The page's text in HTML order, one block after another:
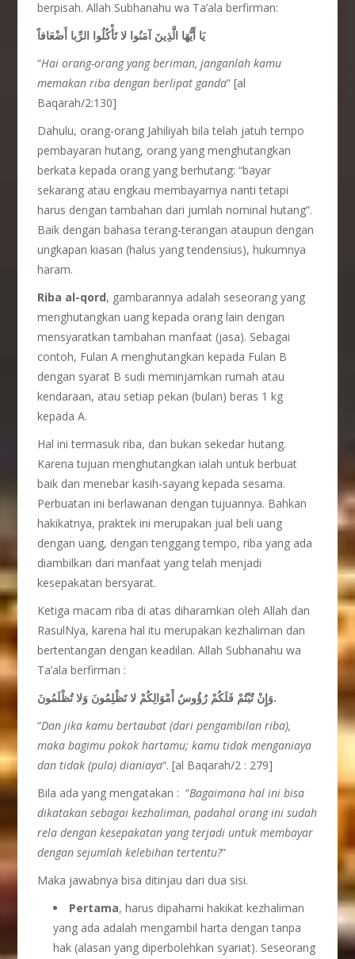
berpisah. Allah Subhanahu wa Ta’ala berfirman:
يَا أَيُّهَا الَّذِينَ آمَنُوا لا تَأْكُلُوا الرِّبا أَضْعَافاً
“Hai orang-orang yang beriman, janganlah kamu
memakan riba dengan berlipat ganda” [al
Baqarah/2:130]
Dahulu, orang-orang Jahiliyah bila telah jatuh tempo
pembayaran hutang, orang yang menghutangkan
berkata kepada orang yang berhutang: “bayar
sekarang atau engkau membayarnya nanti tetapi
harus dengan tambahan dari jumlah nominal hutang”.
Baik dengan bahasa terang-terangan ataupun dengan
ungkapan kiasan (halus yang tendensius), hukumnya
haram.
Riba al-qord, gambarannya adalah seseorang yang
menghutangkan uang kepada orang lain dengan
mensyaratkan tambahan manfaat (jasa). Sebagai
contoh, Fulan A menghutangkan kepada Fulan B
dengan syarat B sudi meminjamkan rumah atau
kendaraan, atau setiap pekan (bulan) beras 1 kg
kepada A.
Hal ini termasuk riba, dan bukan sekedar hutang.
Karena tujuan menghutangkan ialah untuk berbuat
baik dan menebar kasih-sayang kepada sesama.
Perbuatan ini berlawanan dengan tujuannya. Bahkan
hakikatnya, praktek ini merupakan jual beli uang
dengan uang, dengan tenggang tempo, riba yang ada
diambilkan dari manfaat yang telah menjadi
kesepakatan bersyarat.
Ketiga macam riba di atas diharamkan oleh Allah dan
RasulNya, karena hal itu merupakan kezhaliman dan
bertentangan dengan keadilan. Allah Subhanahu wa
Ta’ala berfirman :
وَإِنْ تُبْتُمْ فَلَكُمْ رُؤُوسُ أَمْوَالِكُمْ لا تَظْلِمُونَ وَلا تُظْلَمُونَ.
“Dan jika kamu bertaubat (dari pengambilan riba),
maka bagimu pokok hartamu; kamu tidak menganiaya
dan tidak (pula) dianiaya“. [al Baqarah/2 : 279]
Bila ada yang mengatakan : “Bagaimana hal ini bisa
dikatakan sebagai kezhaliman, padahal orang ini sudah
rela dengan kesepakatan yang terjadi untuk membayar
dengan sejumlah kelebihan tertentu?”
Maka jawabnya bisa ditinjau dari dua sisi.
Pertama, harus dipahami hakikat kezhaliman
yang ada adalah mengambil harta dengan tanpa
hak (alasan yang diperbolehkan syariat). Seseorang